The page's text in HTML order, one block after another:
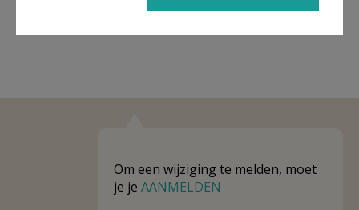
Om een wijziging te melden, moet
je je AANMELDEN